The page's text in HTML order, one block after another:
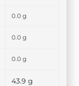
0.0 g
0.0 g
0.0 g
43.9 g